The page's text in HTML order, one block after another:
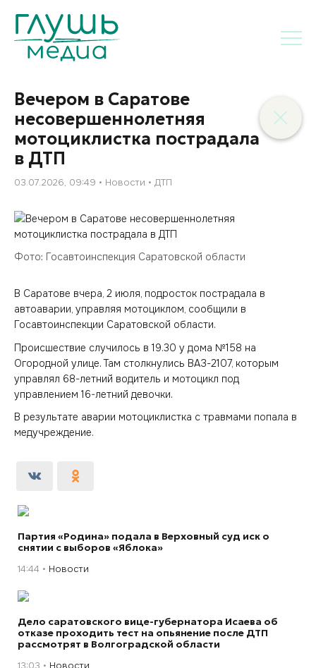
Вечером в Саратове
несовершеннолетняя
мотоциклистка пострадала
в ДТП
03.07.2026, 09:49 Новости ДТП
Фото: Госавтоинспекция Саратовской области
В Саратове вчера, 2 июля, подросток пострадала в
автоаварии, управляя мотоциклом, сообщили в
Госавтоинспекции Саратовской области.
Происшествие случилось в 19.30 у дома №158 на
Огородной улице. Там столкнулись ВАЗ-2107, которым
управлял 68-летний водитель и мотоцикл под
управлением 16-летний девочки.
В результате аварии мотоциклистка с травмами попала в
медучреждение.
Партия «Родина» подала в Верховный суд иск о
снятии с выборов «Яблока»
14:44 Новости
Дело саратовского вице-губернатора Исаева об
отказе проходить тест на опьянение после ДТП
рассмотрят в Волгоградской области
13:03 Новости